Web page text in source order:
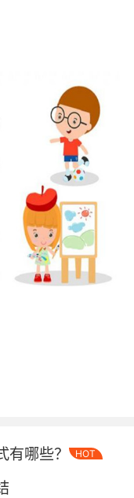
示的、and表示
示带有、as表示
、she表示她、
这个、we表示
哪些？ HOT